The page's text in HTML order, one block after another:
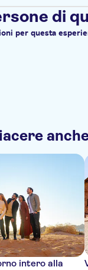
di
per questa
intero alla